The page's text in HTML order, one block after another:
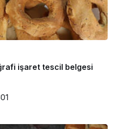
işaret tescil belgesi